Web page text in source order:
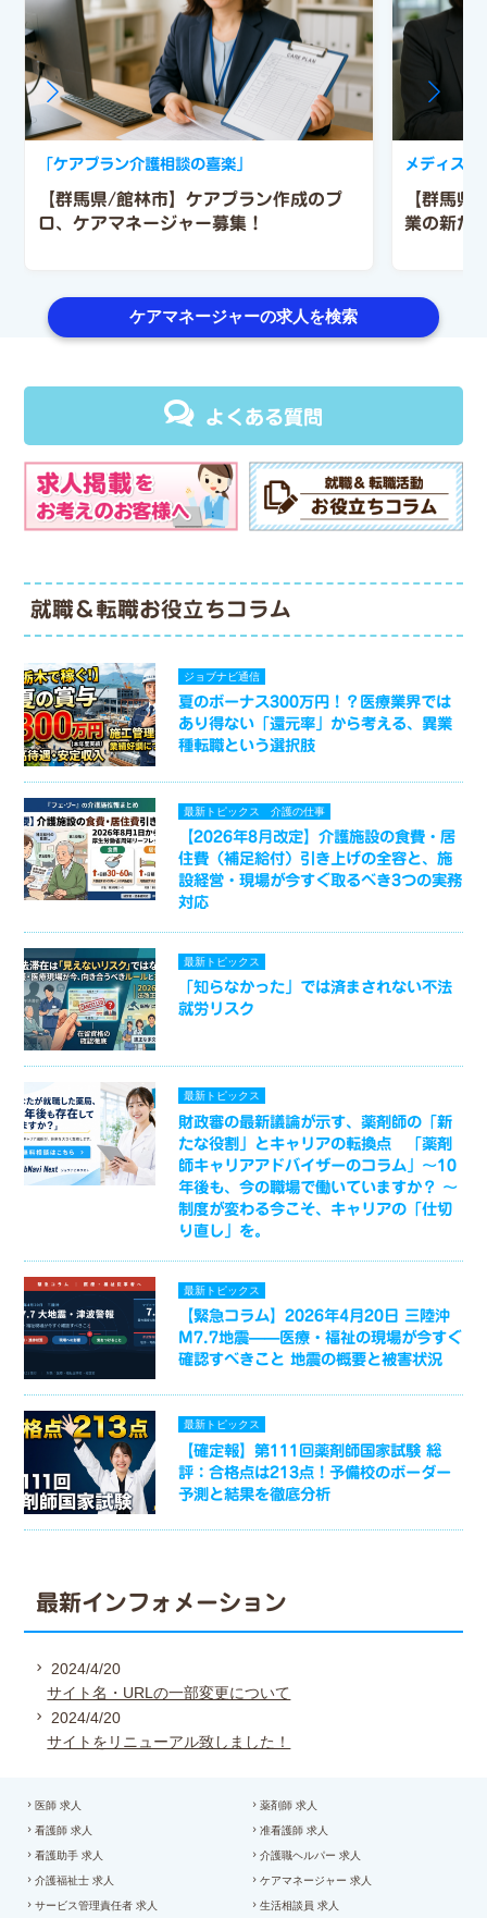
【群馬県/館林市】ケアプラン作成のプ
ロ、ケアマネージャー募集！
「ケアプラン介護相談の喜楽」
【群馬
業の新た
メディス吉
ケアマネージャーの求人を検索
よくある質問
就職＆転職お役立ちコラム
ジョブナビ通信
夏のボーナス300万円！？医療業界では
あり得ない「還元率」から考える、異業
種転職という選択肢
最新トピックス 介護の仕事
【2026年8月改定】介護施設の食費・居
住費（補足給付）引き上げの全容と、施
設経営・現場が今すぐ取るべき3つの実務
対応
最新トピックス
「知らなかった」では済まされない不法
就労リスク
最新トピックス
財政審の最新議論が示す、薬剤師の「新
たな役割」とキャリアの転換点 「薬剤
師キャリアアドバイザーのコラム」～10
年後も、今の職場で働いていますか？ ～
制度が変わる今こそ、キャリアの「仕切
り直し」を。
最新トピックス
【緊急コラム】2026年4月20日 三陸沖
M7.7地震——医療・福祉の現場が今すぐ
確認すべきこと 地震の概要と被害状況
最新トピックス
【確定報】第111回薬剤師国家試験 総
評：合格点は213点！予備校のボーダー
予測と結果を徹底分析
最新インフォメーション
2024/4/20
サイト名・URLの一部変更について
2024/4/20
サイトをリニューアル致しました！
医師 求人 薬剤師 求人
看護師 求人 准看護師 求人
看護助手 求人 介護職ヘルパー 求人
介護福祉士 求人 ケアマネージャー 求人
サービス管理責任者 求人 生活相談員 求人